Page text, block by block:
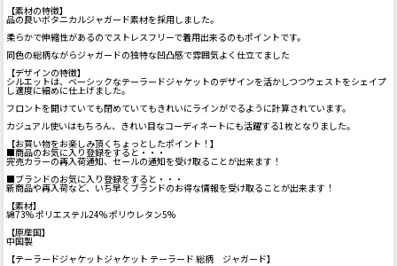
【素材の特徴】
品の良いボタニカルジャガード素材を採用しました。
柔らかで伸縮性があるのでストレスフリーで着用出来るのもポイントです。
同色の総柄ながらジャガードの独特な凹凸感で雰囲気よく仕立てました
【デザインの特徴】
シルエットは、ベーシックなテーラードジャケットのデザインを活かしつつウェストをシェイプ
し適度に細めに仕上げました。
フロントを開けていても閉めていてもきれいにラインがでるように計算されています。
カジュアル使いはもちろん、きれい目なコーディネートにも活躍する1枚となりました。
【お買い物をお楽しみ頂くちょっとしたポイント！】
■商品のお気に入り登録をすると・・・
完売カラーの再入荷通知、セールの通知を受け取ることが出来ます！
■ブランドのお気に入り登録をすると・・・
新商品や再入荷など、いち早くブランドのお得な情報を受け取ることが出来ます！
【素材】
綿73% ポリエステル24% ポリウレタン5%
【原産国】
中国製
【テーラードジャケットジャケット テーラード 総柄 ジャガード】